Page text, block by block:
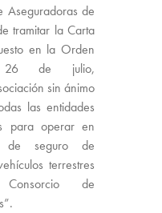
Aseguradoras de
tramitar la Carta
en la Orden
26 de julio,
sin ánimo
las entidades
para operar en
seguro de
terrestres
de